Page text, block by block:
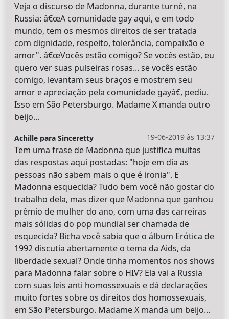
Veja o discurso de Madonna, durante turnê, na
Russia: â€œA comunidade gay aqui, e em todo
mundo, tem os mesmos direitos de ser tratada
com dignidade, respeito, tolerância, compaixão e
amor". â€œVocês estão comigo? Se vocês estão, eu
quero ver suas pulseiras rosas... se vocês estão
comigo, levantam seus braços e mostrem seu
amor e apreciação pela comunidade gayâ€, pediu.
Isso em São Petersburgo. Madame X manda outro
beijo...
19-06-2019 às 13:37
Achille para Sinceretty
Tem uma frase de Madonna que justifica muitas
das respostas aqui postadas: "hoje em dia as
pessoas não sabem mais o que é ironia". E
Madonna esquecida? Tudo bem você não gostar do
trabalho dela, mas dizer que Madonna que ganhou
prêmio de mulher do ano, com uma das carreiras
mais sólidas do pop mundial ser chamada de
esquecida? Bicha você sabia que o álbum Erótica de
1992 discutia abertamente o tema da Aids, da
liberdade sexual? Onde tinha momentos nos shows
para Madonna falar sobre o HIV? Ela vai a Russia
com suas leis anti homossexuais e dá declarações
muito fortes sobre os direitos dos homossexuais,
em São Petersburgo. Madame X manda um beijo...